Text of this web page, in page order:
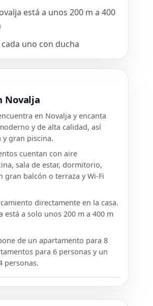
está a unos 200 m a 400
uno con ducha
Novalja
en Novalja y encanta
y de alta calidad, así
y gran piscina.
cuentan con aire
sala de estar, dormitorio,
gran balcón o terraza y Wi-Fi
directamente en la casa.
está a solo unos 200 m a 400 m
de un apartamento para 8
para 6 personas y un
personas.